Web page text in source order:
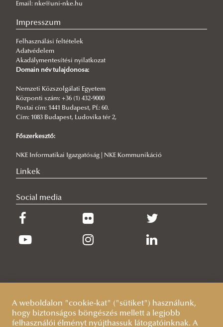
Email: nke@uni-nke.hu
Impresszum
Felhasználási feltételek
Adatvédelem
Akadálymentesítési nyilatkozat
Domain név tulajdonosa:
Nemzeti Közszolgálati Egyetem
Központi szám: +36 (1) 432-9000
Postai cím: 1441 Budapest, Pf.: 60.
Cím: 1083 Budapest, Ludovika tér 2,
Főszerkesztő:
NKE Informatikai Igazgatóság | NKE Kommunikáció
Linkek
Social media
A weboldalon "cookie-kat" ("sütiket") használunk,
hogy biztonságos böngészés mellett a legjobb
felhasználói élményt nyújthassuk látogatóinknak. A